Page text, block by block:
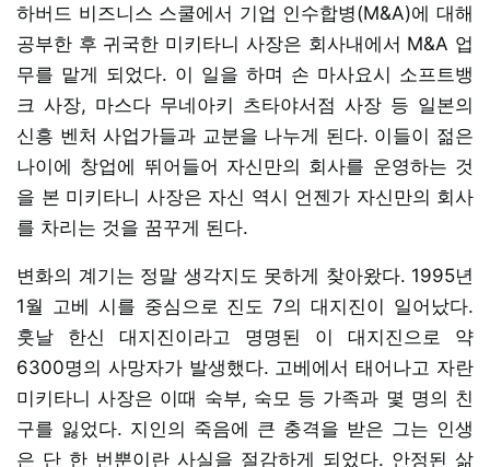
하버드 비즈니스 스쿨에서 기업 인수합병(M&A)에 대해
공부한 후 귀국한 미키타니 사장은 회사내에서 M&A 업
무를 맡게 되었다. 이 일을 하며 손 마사요시 소프트뱅
크 사장, 마스다 무네아키 츠타야서점 사장 등 일본의
신흥 벤처 사업가들과 교분을 나누게 된다. 이들이 젊은
나이에 창업에 뛰어들어 자신만의 회사를 운영하는 것
을 본 미키타니 사장은 자신 역시 언젠가 자신만의 회사
를 차리는 것을 꿈꾸게 된다.
변화의 계기는 정말 생각지도 못하게 찾아왔다. 1995년
1월 고베 시를 중심으로 진도 7의 대지진이 일어났다.
훗날 한신 대지진이라고 명명된 이 대지진으로 약
6300명의 사망자가 발생했다. 고베에서 태어나고 자란
미키타니 사장은 이때 숙부, 숙모 등 가족과 몇 명의 친
구를 잃었다. 지인의 죽음에 큰 충격을 받은 그는 인생
은 단 한 번뿐이란 사실을 절감하게 되었다. 안정된 삶